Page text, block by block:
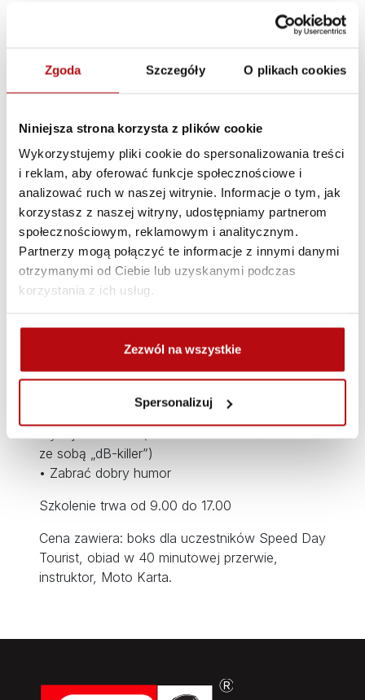
Zgoda Szczegóły O plikach cookies
Niniejsza strona korzysta z plików cookie
Wykorzystujemy pliki cookie do spersonalizowania treści
i reklam, aby oferować funkcje społecznościowe i
analizować ruch w naszej witrynie. Informacje o tym, jak
korzystasz z naszej witryny, udostępniamy partnerom
społecznościowym, reklamowym i analitycznym.
Partnerzy mogą połączyć te informacje z innymi danymi
otrzymanymi od Ciebie lub uzyskanymi podczas
korzystania z ich usług.
Zezwól na wszystkie
Spersonalizuj
Sesje 4, 5 i 6 to jazda samodzielna gdzie
porannych sesjach, lub po prostu cieszymy się
jazdą i „odkręcamy manetkę by poczuć nasz
dyspozycji uczestników.
Aby móc wziąć udział w SD Tourist należy:
• Zarejestrować się na naszej stronie
https://speed-day.pl/eventsna termin 26 maja,
• Przelać kwotę 990 zł na konto: Citibank
Handlowy: 46 1030 0019 0109 8503 0004
4259 Tytułem: 26.05 imię i nazwisko uczestnika
• Posiadać pełny strój motocyklowy:
kombinezon jedno/dwu częściowy lub strój
• Posiadać lub zdać egzamin na Moto Kartę
(poranne szkolenie z zasad jakie panują na
torze wyścigowym)
• Upewnić się, że motocykl emituje hałas nie
ze sobą „dB-killer”)
• Zabrać dobry humor
Szkolenie trwa od 9.00 do 17.00
Cena zawiera: boks dla uczestników Speed Day
Tourist, obiad w 40 minutowej przerwie,
instruktor, Moto Karta.